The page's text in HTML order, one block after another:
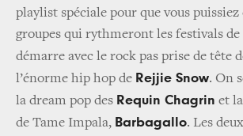
playlist spéciale pour que vous puissiez
groupes qui rythmeront les festivals de
démarre avec le rock pas prise de tête
l’énorme hip hop de Rejjie Snow. On
la dream pop des Requin Chagrin et
de Tame Impala, Barbagallo. Les